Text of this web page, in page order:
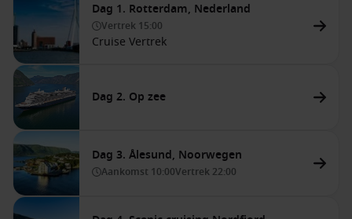
Dag 1. Rotterdam, Nederland
Vertrek 15:00
Cruise Vertrek
Dag 2. Op zee
Dag 3. Ålesund, Noorwegen
Aankomst 10:00Vertrek 22:00